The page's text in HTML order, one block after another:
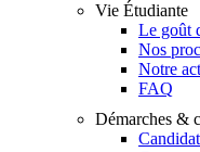
Vie Étudiante
Le goût
Nos
Notre
FAQ
Démarches &